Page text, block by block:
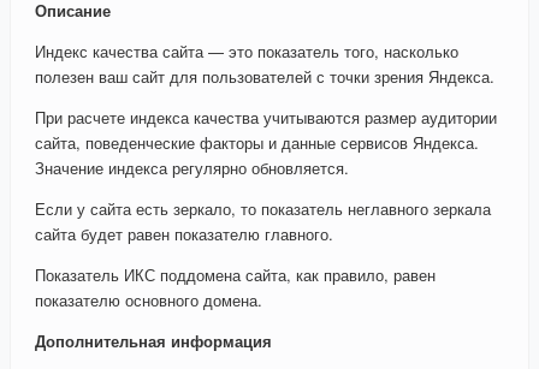
Описание
Индекс качества сайта — это показатель того, насколько
полезен ваш сайт для пользователей с точки зрения Яндекса.
При расчете индекса качества учитываются размер аудитории
сайта, поведенческие факторы и данные сервисов Яндекса.
Значение индекса регулярно обновляется.
Если у сайта есть зеркало, то показатель неглавного зеркала
сайта будет равен показателю главного.
Показатель ИКС поддомена сайта, как правило, равен
показателю основного домена.
Дополнительная информация